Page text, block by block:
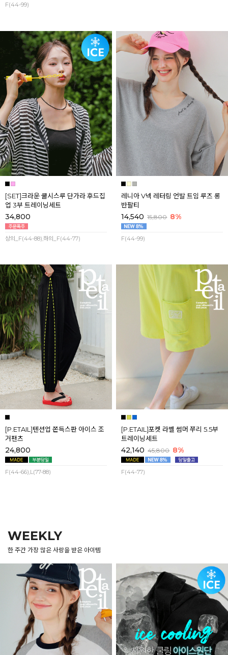
F(44-99)
[SET]크라운 쿨시스루 단가라 후드집
업 3부 트레이닝세트
34,800
상의_F(44-88),하의_F(44-77)
레니아 V넥 레터링 언발 트임 루즈 롱
반팔티
14,540 15,800 8%
F(44-99)
[P.ETAIL]텐션업 쫀득스판 아이스 조
거팬츠
24,800
F(44-66),L(77-88)
[P.ETAIL]포켓 라벨 썸머 쭈리 5.5부
트레이닝세트
42,140 45,800 8%
F(44-77)
WEEKLY
한 주간 가장 많은 사랑을 받은 아이템